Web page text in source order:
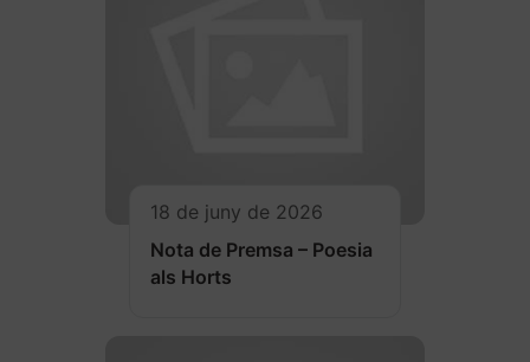
18 de juny de 2026
Nota de Premsa – Poesia
als Horts